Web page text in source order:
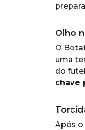
Olho
O
uma
do
chave
Após o